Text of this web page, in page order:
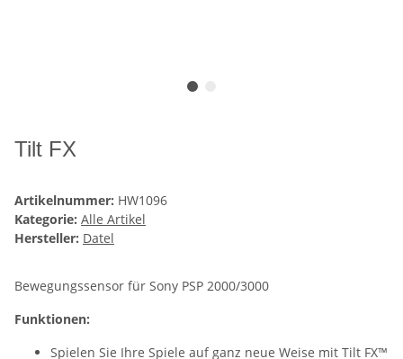
Tilt FX
Artikelnummer: HW1096
Kategorie: Alle Artikel
Hersteller: Datel
Bewegungssensor für Sony PSP 2000/3000
Funktionen:
Spielen Sie Ihre Spiele auf ganz neue Weise mit Tilt FX™